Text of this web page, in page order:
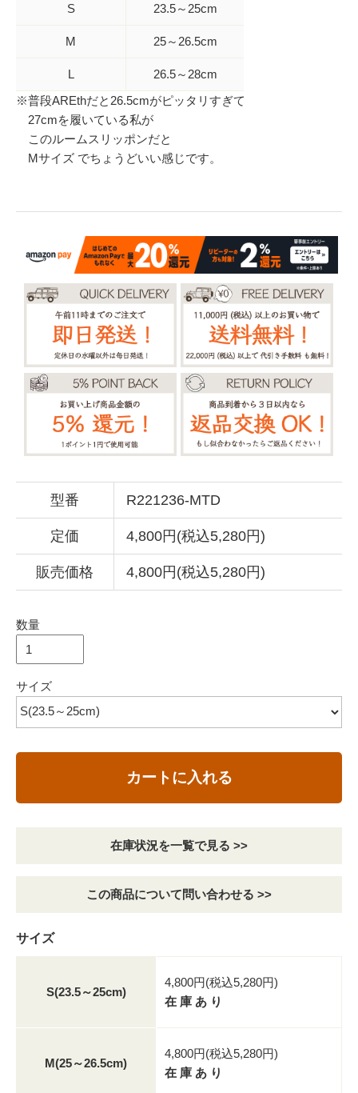
S 23.5～25cm
M 25～26.5cm
L
26.5～28cm
※普段AREthだと26.5cmがピッタリすぎて
27cmを履いている私が
このルームスリッポンだと
Mサイズ でちょうどいい感じです。
型番 R221236-MTD
定価 4,800円(税込5,280円)
販売価格 4,800円(税込5,280円)
数量
サイズ
カートに入れる
在庫状況を一覧で見る >>
この商品について問い合わせる >>
サイズ
S(23.5～25cm)
4,800円(税込5,280円)
在 庫 あ り
M(25～26.5cm)
4,800円(税込5,280円)
在 庫 あ り